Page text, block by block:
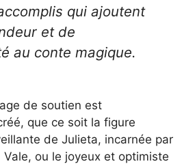
qui ajoutent
et de
au conte magique.
de soutien est
que ce soit la figure
de Julieta, incarnée par
Vale, ou le joyeux et optimiste